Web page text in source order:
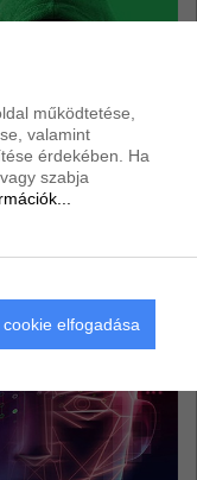
működtetése,
valamint
érdekében. Ha
szabja
elfogadása